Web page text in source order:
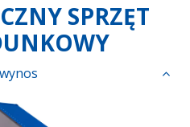
SPRZĘT